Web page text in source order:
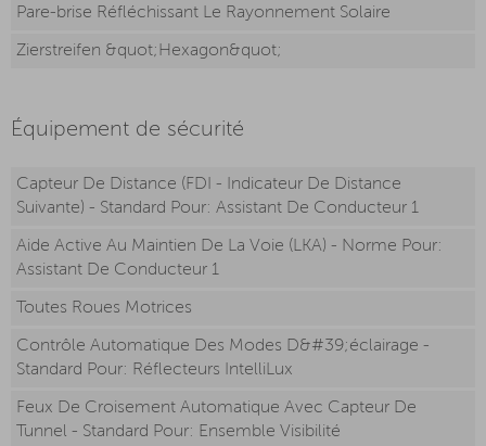
Pare-brise Réfléchissant Le Rayonnement Solaire
Zierstreifen &quot;Hexagon&quot;
Équipement de sécurité
Capteur De Distance (FDI - Indicateur De Distance
Suivante) - Standard Pour: Assistant De Conducteur 1
Aide Active Au Maintien De La Voie (LKA) - Norme Pour:
Assistant De Conducteur 1
Toutes Roues Motrices
Contrôle Automatique Des Modes D&#39;éclairage -
Standard Pour: Réflecteurs IntelliLux
Feux De Croisement Automatique Avec Capteur De
Tunnel - Standard Pour: Ensemble Visibilité